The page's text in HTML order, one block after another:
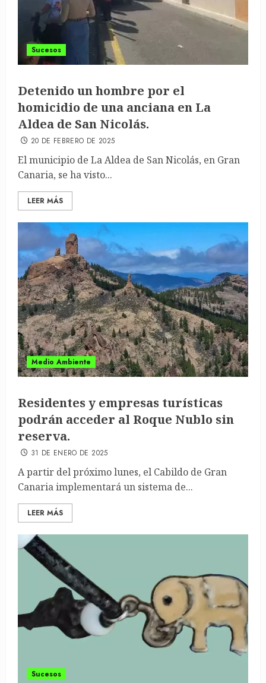
Sucesos
Detenido un hombre por el
homicidio de una anciana en La
Aldea de San Nicolás.
20 DE FEBRERO DE 2025
El municipio de La Aldea de San Nicolás, en Gran
Canaria, se ha visto...
LEER MÁS
Medio Ambiente
Residentes y empresas turísticas
podrán acceder al Roque Nublo sin
reserva.
31 DE ENERO DE 2025
A partir del próximo lunes, el Cabildo de Gran
Canaria implementará un sistema de...
LEER MÁS
Sucesos